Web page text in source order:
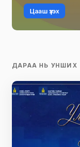
Цааш үзэх
ДАРАА НЬ УНШИХ